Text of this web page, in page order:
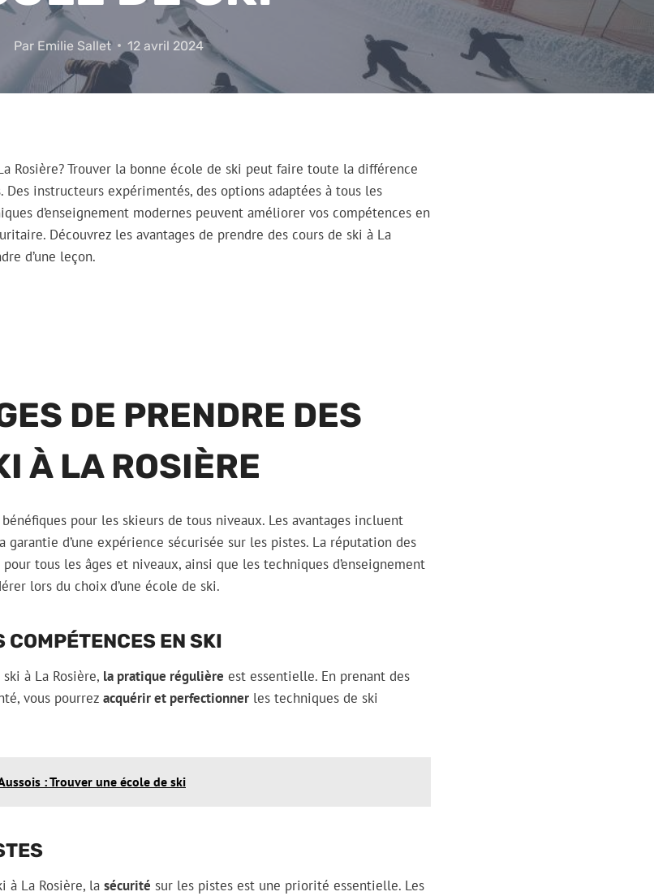
Par Emilie Sallet 12 avril 2024
Rosière? Trouver la bonne école de ski peut faire toute la différence
instructeurs expérimentés, des options adaptées à tous les
d’enseignement modernes peuvent améliorer vos compétences en
Découvrez les avantages de prendre des cours de ski à La
d’une leçon.
DE PRENDRE DES
À LA ROSIÈRE
pour les skieurs de tous niveaux. Les avantages incluent
garantie d’une expérience sécurisée sur les pistes. La réputation des
tous les âges et niveaux, ainsi que les techniques d’enseignement
lors du choix d’une école de ski.
COMPÉTENCES EN SKI
à La Rosière, la pratique régulière est essentielle. En prenant des
vous pourrez acquérir et perfectionner les techniques de ski
: Trouver une école de ski
à La Rosière, la sécurité sur les pistes est une priorité essentielle. Les